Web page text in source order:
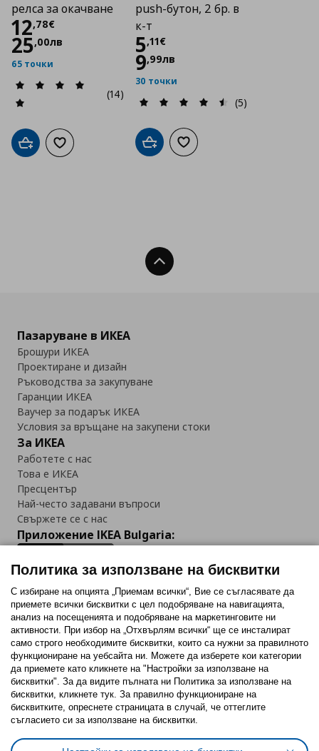
релса за окачване
12,78€
Цена
25,00лв
65 точки
(14)
Добави в кошницата
Добави към списъка с любими
push-бутон, 2 бр. в
к-т
5,11€
Цена
9,99лв
30 точки
(5)
Добави в кошницата
Добави към списъка с
Нагоре
Пазаруване в ИКЕА
Брошури ИКЕА
Проектиране и дизайн
Ръководства за закупуване
Гаранции ИКЕА
Ваучер за подарък ИКЕА
Условия за връщане на закупени стоки
За ИКЕА
Работете с нас
Това е ИКЕА
Пресцентър
Най-често задавани въпроси
Свържете се с нас
Приложение IKEA Bulgaria:
Последвайте ни:
FacebookTwitterYoutubePinterestInstagram
Политика за използване на бисквитки (Cookies)
Избор на настройки за използване на бисквитки
Политика за използване на бисквитки
С избиране на опцията „Приемам всички“, Вие се съгласявате да
приемете всички бисквитки с цел подобряване на навигацията,
анализ на посещенията и подобряване на маркетинговите ни
активности. При избор на „Отхвърлям всички“ ще се инсталират
само строго необходимитe бисквитки, които са нужни за правилното
функциониране на уебсайта ни. Можете да изберете кои категории
да приемете като кликнете на "Настройки за използване на
бисквитки". За да видите пълната ни Политика за използване на
бисквитки, кликнете тук. За правилно функциониране на
бисквитките, опреснете страницата в случай, че оттеглите
съгласието си за използване на бисквитки.